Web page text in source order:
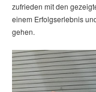
zufrieden mit den
einem Erfolgserlebnis
gehen.